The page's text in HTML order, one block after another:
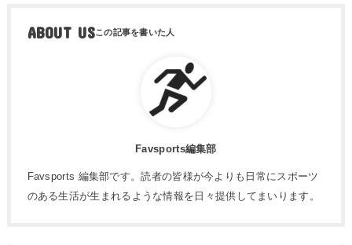
ABOUT US
Favsports編集部
Favsports 編集部です。読者の皆様が今よりも日常にスポーツ
のある生活が生まれるような情報を日々提供してまいります。